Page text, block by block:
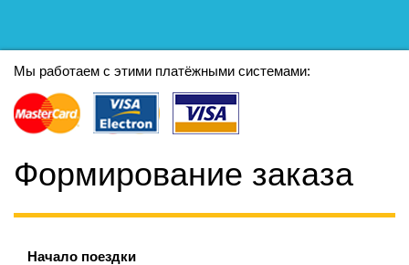
Мы работаем с этими платёжными системами:
Формирование заказа
Начало поездки